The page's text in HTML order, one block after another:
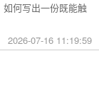
何写出一份既能触
2026-07-16 11:19:59